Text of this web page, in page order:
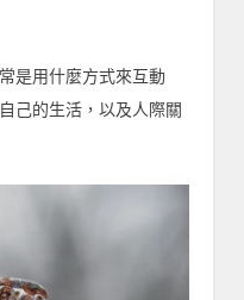
是用什麼方式來互動
己的生活，以及人際關